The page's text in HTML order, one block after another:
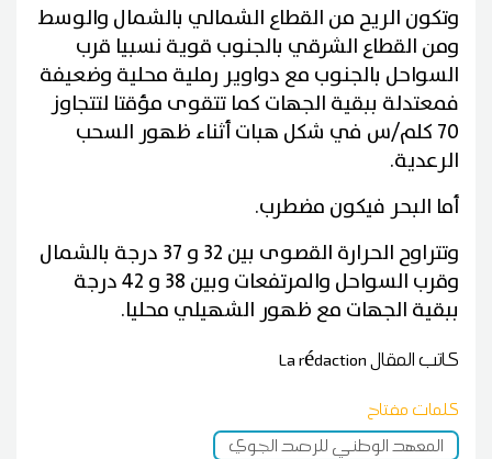
وتكون الريح من القطاع الشمالي بالشمال والوسط
ومن القطاع الشرقي بالجنوب قوية نسبيا قرب
السواحل بالجنوب مع دواوير رملية محلية وضعيفة
فمعتدلة ببقية الجهات كما تتقوى مؤقتا لتتجاوز
70 كلم/س في شكل هبات أثناء ظهور السحب
الرعدية.
أما البحر فيكون مضطرب.
وتتراوح الحرارة القصوى بين 32 و 37 درجة بالشمال
وقرب السواحل والمرتفعات وبين 38 و 42 درجة
ببقية الجهات مع ظهور الشهيلي محليا.
كاتب المقالLa rédaction
كلمات مفتاح
المعهد الوطني للرصد الجوي